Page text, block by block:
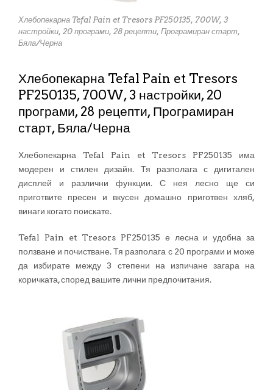
Хлебопекарна Tefal Pain et Tresors PF250135, 700W, 3
настройки, 20 програми, 28 рецепти, Програмиран старт,
Бяла/Черна
Хлебопекарна Tefal Pain et Tresors
PF250135, 700W, 3 настройки, 20
програми, 28 рецепти, Програмиран
старт, Бяла/Черна
Хлебопекарна Tefal Pain et Tresors PF250135 има
модерен и стилен дизайн. Тя разполага с дигитален
дисплей и различни функции. С нея лесно ще си
приготвите пресен и вкусен домашно приготвен хляб,
винаги когато поискате.
Tefal Pain et Tresors PF250135 е лесна и удобна за
ползване и почистване. Тя разполага с 20 програми и може
да избирате между 3 степени на изпичане загара на
коричката, според вашите лични предпочитания.